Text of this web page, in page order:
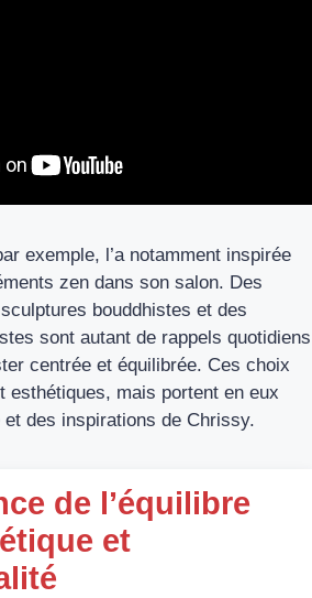
exemple, l’a notamment inspirée
zen dans son salon. Des
bouddhistes et des
sont autant de rappels quotidiens
centrée et équilibrée. Ces choix
esthétiques, mais portent en eux
et des inspirations de Chrissy.
de l’équilibre
et